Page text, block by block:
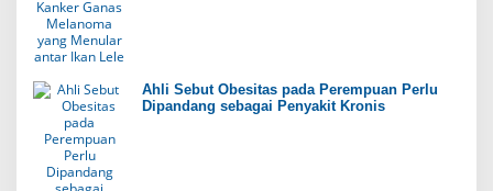
Ahli Sebut Obesitas pada Perempuan Perlu
Dipandang sebagai Penyakit Kronis